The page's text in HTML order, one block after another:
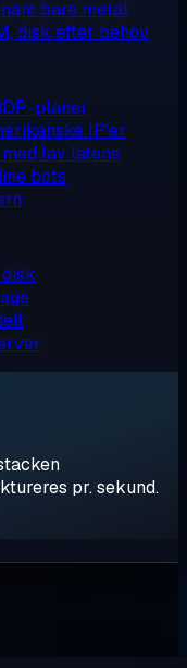
bare metal
disk efter behov
planer
IP'er
lav latens
bots
pr. sekund.